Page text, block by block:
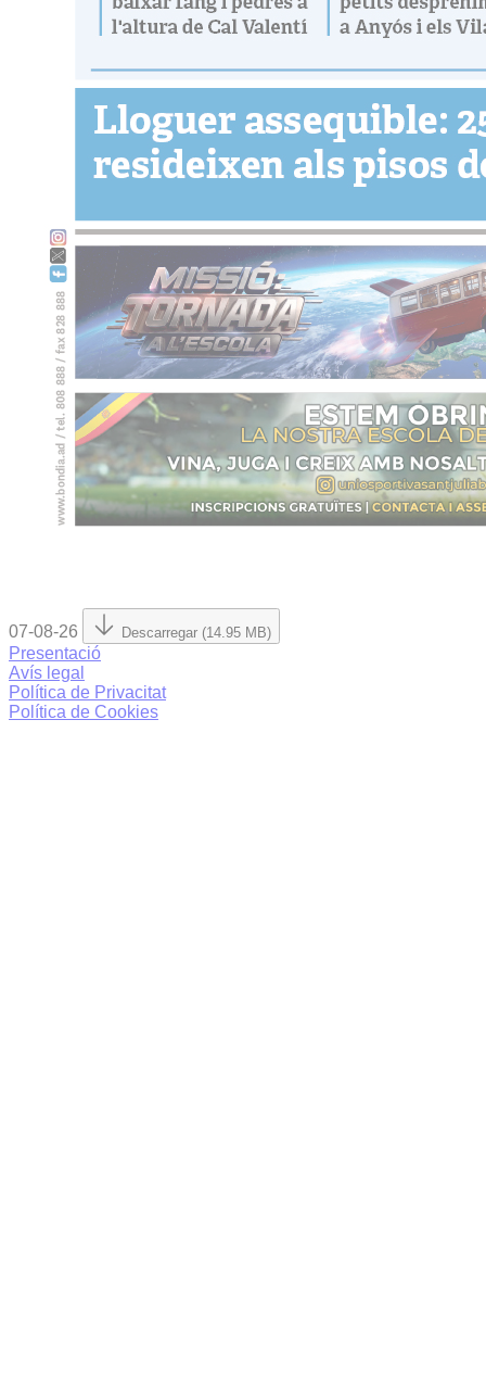
07-08-26 Descarregar (14.95 MB)
Presentació
Avís legal
Política de Privacitat
Política de Cookies